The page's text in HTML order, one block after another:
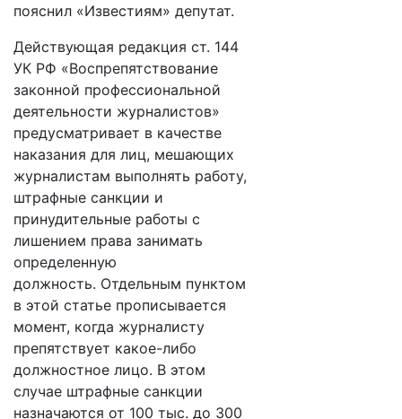
пояснил «Известиям» депутат.
Действующая редакция ст. 144
УК РФ «Воспрепятствование
законной профессиональной
деятельности журналистов»
предусматривает в качестве
наказания для лиц, мешающих
журналистам выполнять работу,
штрафные санкции и
принудительные работы с
лишением права занимать
определенную
должность. Отдельным пунктом
в этой статье прописывается
момент, когда журналисту
препятствует какое-либо
должностное лицо. В этом
случае штрафные санкции
назначаются от 100 тыс. до 300